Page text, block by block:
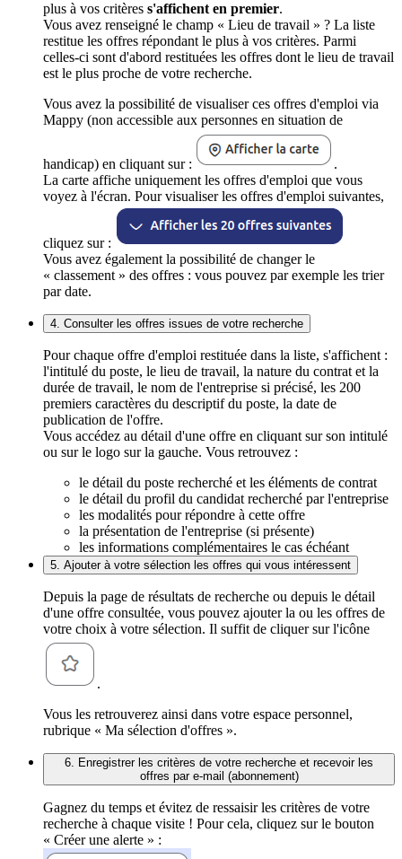
plus à vos critères s'affichent en premier.
Vous avez renseigné le champ « Lieu de travail » ? La liste
restitue les offres répondant le plus à vos critères. Parmi
celles-ci sont d'abord restituées les offres dont le lieu de travail
est le plus proche de votre recherche.
Vous avez la possibilité de visualiser ces offres d'emploi via
Mappy (non accessible aux personnes en situation de
handicap) en cliquant sur :
.
La carte affiche uniquement les offres d'emploi que vous
voyez à l'écran. Pour visualiser les offres d'emploi suivantes,
cliquez sur :
Vous avez également la possibilité de changer le
« classement » des offres : vous pouvez par exemple les trier
par date.
4. Consulter les offres issues de votre recherche
Pour chaque offre d'emploi restituée dans la liste, s'affichent :
l'intitulé du poste, le lieu de travail, la nature du contrat et la
durée de travail, le nom de l'entreprise si précisé, les 200
premiers caractères du descriptif du poste, la date de
publication de l'offre.
Vous accédez au détail d'une offre en cliquant sur son intitulé
ou sur le logo sur la gauche. Vous retrouvez :
le détail du poste recherché et les éléments de contrat
le détail du profil du candidat recherché par l'entreprise
les modalités pour répondre à cette offre
la présentation de l'entreprise (si présente)
les informations complémentaires le cas échéant
5. Ajouter à votre sélection les offres qui vous intéressent
Depuis la page de résultats de recherche ou depuis le détail
d'une offre consultée, vous pouvez ajouter la ou les offres de
votre choix à votre sélection. Il suffit de cliquer sur l'icône
.
Vous les retrouverez ainsi dans votre espace personnel,
rubrique « Ma sélection d'offres ».
6. Enregistrer les critères de votre recherche et recevoir les
offres par e-mail (abonnement)
Gagnez du temps et évitez de ressaisir les critères de votre
recherche à chaque visite ! Pour cela, cliquez sur le bouton
« Créer une alerte » :